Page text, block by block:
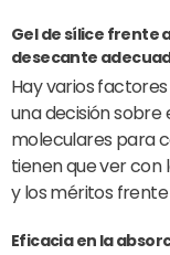
Gel de sílice frente
desecante
Hay varios
una decisión sobre
moleculares para
tienen que ver con
y los méritos
Eficacia en la